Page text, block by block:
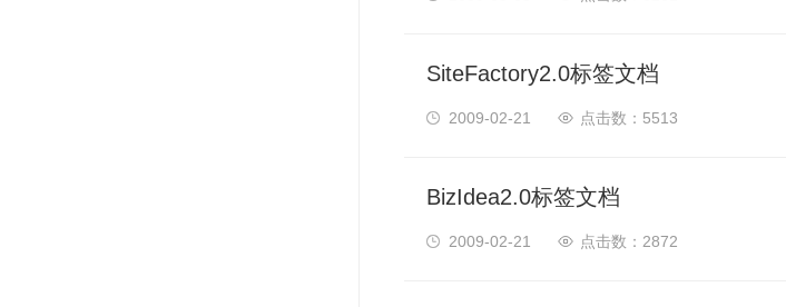
SiteFactory2.0标签文档
2009-02-21 5513
BizIdea2.0标签文档
2009-02-21 2872